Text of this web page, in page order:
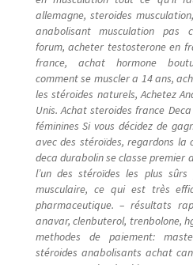
allemagne, steroides
anabolisant musculation pas
forum, acheter testosterone en
france, achat hormone
comment se muscler a 14 ans,
les stéroides naturels, Achetez
Unis. Achat steroides france
féminines Si vous décidez de
avec des stéroïdes, regardons la
deca durabolin se classe premier
l’un des stéroïdes les plus
musculaire, ce qui est très
pharmaceutique. – résultats
anavar, clenbuterol, trenbolone,
methodes de paiement:
stéroides anabolisants achat